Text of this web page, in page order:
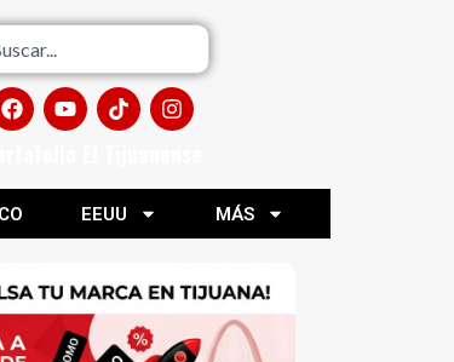
EEUU MÁS